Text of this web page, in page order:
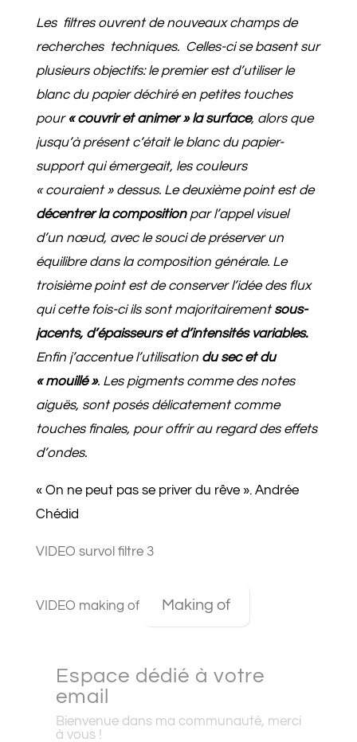
Les filtres ouvrent de nouveaux champs de
recherches techniques. Celles-ci se basent sur
plusieurs objectifs: le premier est d’utiliser le
blanc du papier déchiré en petites touches
pour« couvrir et animer » la surface, alors que
jusqu’à présent c’était le blanc du papier-
support qui émergeait, les couleurs
« couraient » dessus. Le deuxième point est de
décentrer la compositionpar l’appel visuel
d’un nœud, avec le souci de préserver un
équilibre dans la composition générale. Le
troisième point est de conserver l’idée des flux
qui cette fois-ci ils sont majoritairementsous-
jacents, d’épaisseurs et d’intensités variables.
Enfin j’accentue l’utilisationdu sec et du
« mouillé ». Les pigments comme des notes
aiguës, sont posés délicatement comme
touches finales, pour offrir au regard des effets
d’ondes.
« On ne peut pas se priver du rêve ». Andrée
Chédid
VIDEO survol filtre 3
VIDEO making of Making of
Espace dédié à votre
email
Bienvenue dans ma communauté, merci
à vous !